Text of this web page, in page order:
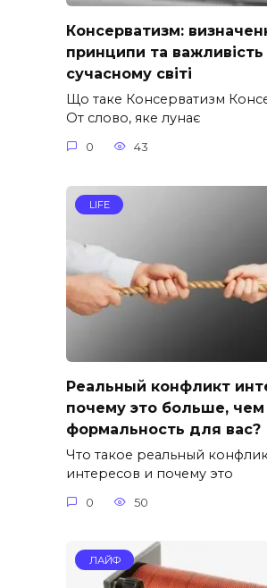
Консерватизм:
принципи та важливість
сучасному світі
Що таке Консерватизм
От слово, яке лунає
0 43
LIFE
Реальный конфликт
почему это больше, чем
формальность для вас?
Что такое реальный
интересов и почему это
0 50
ЛАЙФ